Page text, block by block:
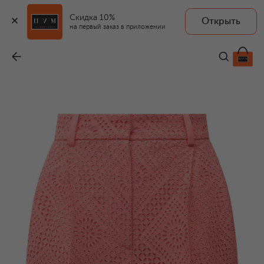
Скидка 10%
на первый заказ в приложении
Открыть
126 500 ₽